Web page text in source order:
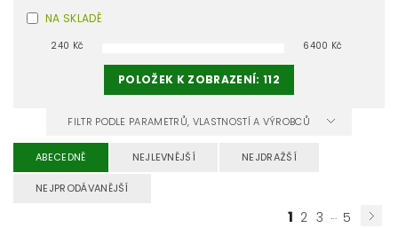
NA SKLADĚ
240 Kč 6400 Kč
POLOŽEK K ZOBRAZENÍ: 112
FILTR PODLE PARAMETRŮ, VLASTNOSTÍ A VÝROBCŮ
ABECEDNĚ NEJLEVNĚJŠÍ NEJDRAŽŠÍ
NEJPRODÁVANĚJŠÍ
1 2 3 ... 5